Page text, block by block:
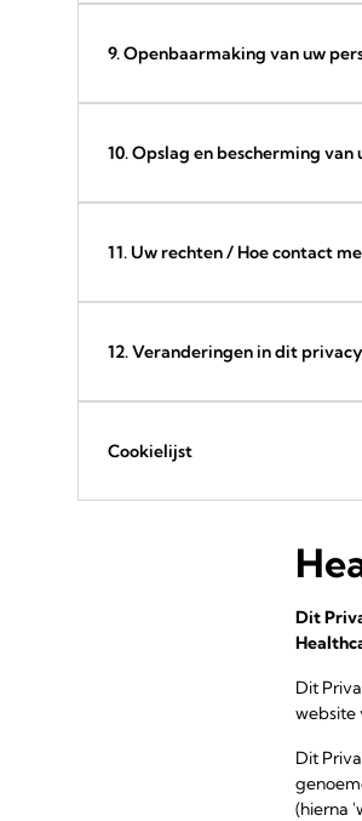
9. Openbaarmaking van uw
10. Opslag en bescherming van
11. Uw rechten / Hoe contact
12. Veranderingen in dit
Cookielijst
Dit
Dit
website
Dit
(hierna